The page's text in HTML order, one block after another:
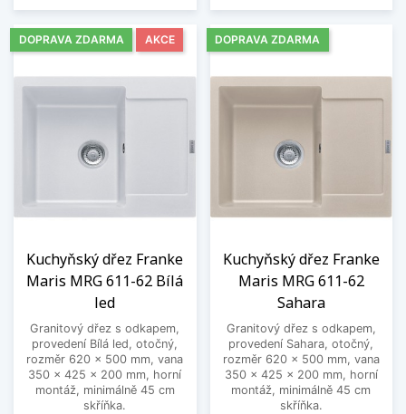
Kuchyňský dřez Franke
Maris MRG 611-62 Bílá
led
Granitový dřez s odkapem,
provedení Bílá led, otočný,
rozměr 620 x 500 mm, vana
350 x 425 x 200 mm, horní
montáž, minimálně 45 cm
skříňka.
DOPRAVA ZDARMA AKCE
Kuchyňský dřez Franke
Maris MRG 611-62
Sahara
Granitový dřez s odkapem,
provedení Sahara, otočný,
rozměr 620 x 500 mm, vana
350 x 425 x 200 mm, horní
montáž, minimálně 45 cm
skříňka.
DOPRAVA ZDARMA